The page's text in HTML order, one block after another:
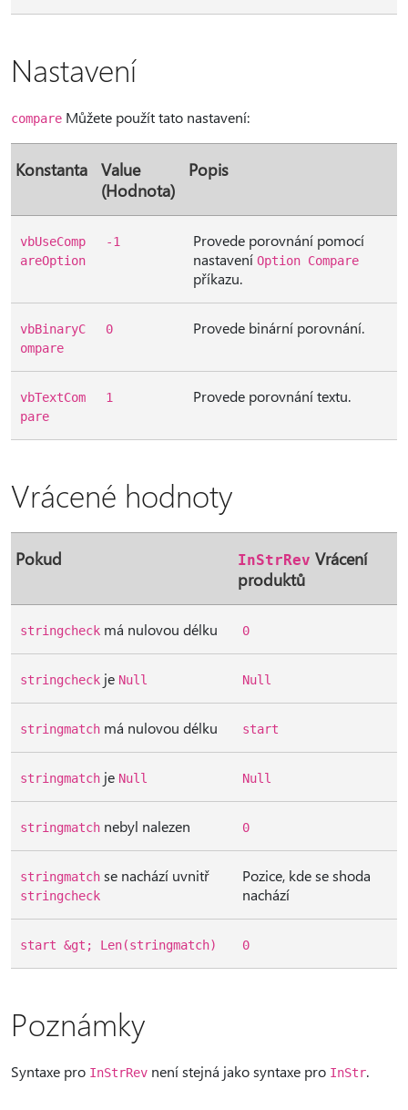
Nastavení
compare Můžete použít tato nastavení:
Konstanta
Value
(Hodnota)
Popis
vbUseComp
areOption
-1
Provede porovnání pomocí
nastavení Option Compare
příkazu.
vbBinaryC
ompare
0 Provede binární porovnání.
vbTextCom
pare
1 Provede porovnání textu.
Vrácené hodnoty
Pokud InStrRev Vrácení
produktů
stringcheck má nulovou délku 0
stringcheck je Null Null
stringmatch má nulovou délku start
stringmatch je Null Null
stringmatch nebyl nalezen 0
stringmatch se nachází uvnitř
stringcheck
Pozice, kde se shoda
nachází
start &gt; Len(stringmatch) 0
Poznámky
Syntaxe pro InStrRev není stejná jako syntaxe pro InStr.